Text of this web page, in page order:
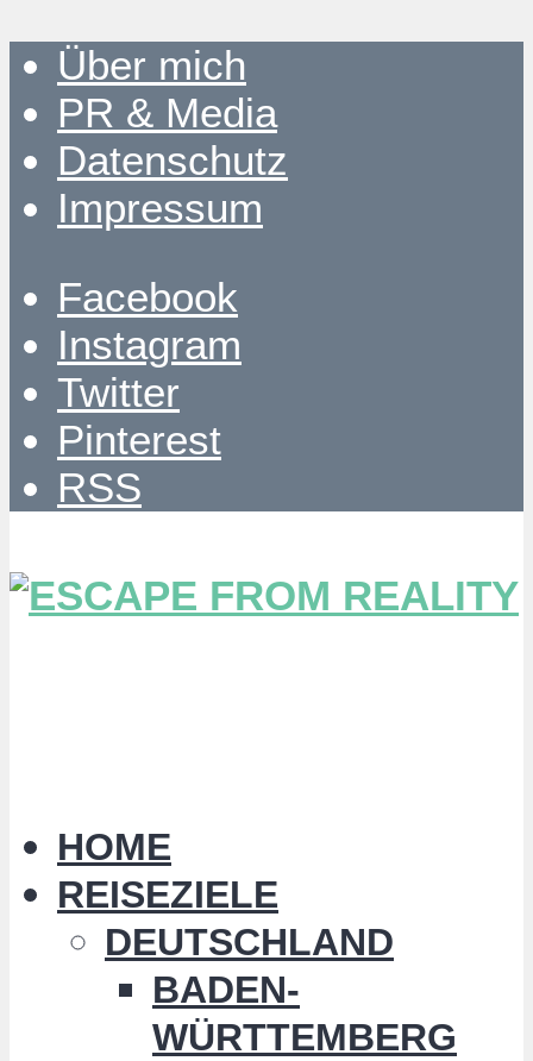
Über mich
PR & Media
Datenschutz
Impressum
Facebook
Instagram
Twitter
Pinterest
RSS
HOME
REISEZIELE
DEUTSCHLAND
BADEN-
WÜRTTEMBERG